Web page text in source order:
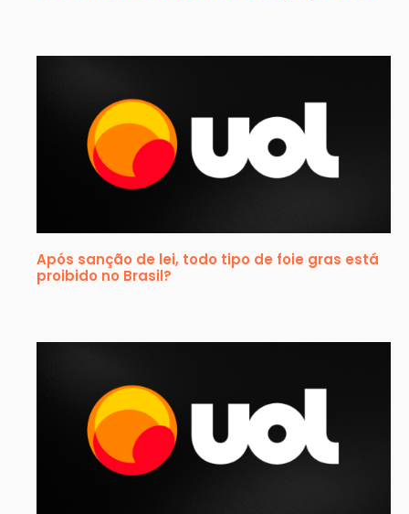
Após sanção de lei, todo tipo de foie gras está
proibido no Brasil?